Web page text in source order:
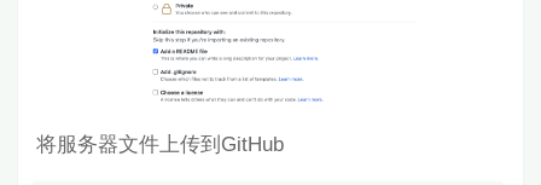
将服务器文件上传到GitHub